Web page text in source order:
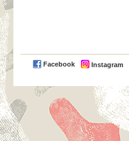
Facebook Instagram